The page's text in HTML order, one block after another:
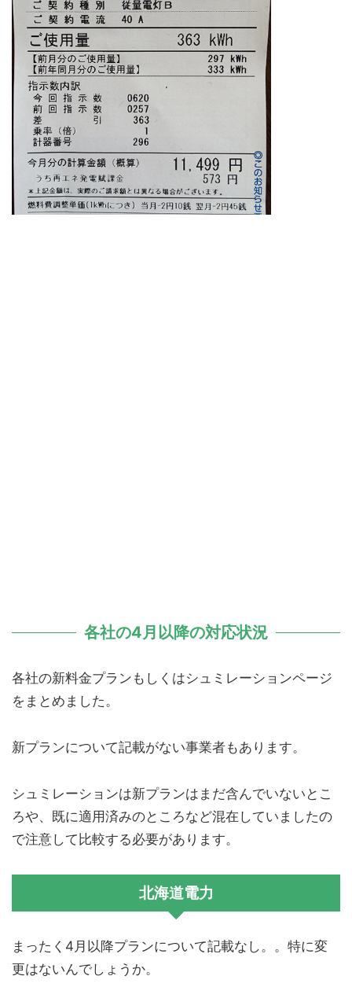
各社の4月以降の対応状況
各社の新料金プランもしくはシュミレーションページ
をまとめました。
新プランについて記載がない事業者もあります。
シュミレーションは新プランはまだ含んでいないとこ
ろや、既に適用済みのところなど混在していましたの
で注意して比較する必要があります。
北海道電力
まったく4月以降プランについて記載なし。。特に変
更はないんでしょうか。